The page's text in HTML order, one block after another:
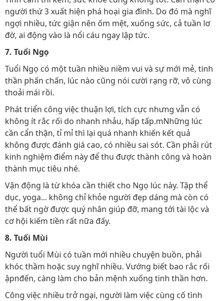
người thứ 3 xuất hiện phá hoại gia đình. Do đó mà nghĩ
ngợi nhiều, tức giận nên ốm mệt, xuống sức, cả tuần lơ
đờ, ai động vào là nổi cáu ngay lập tức.
7. Tuổi Ngọ
Tuổi Ngọ có một tuần nhiều niềm vui và sự mới mẻ, tinh
thần phấn chấn, lúc nào cũng nói cười rạng rỡ, vô cùng
thoải mái rồi.
Phát triển công việc thuận lợi, tích cực nhưng vẫn có
không ít rắc rối do nhanh nhảu, hấp tấp.mNhững lúc
cần cẩn thận, tỉ mỉ thì lại quá nhanh khiến kết quả
không được đánh giá cao, có nhiều sai sót. Cần phải rút
kinh nghiệm điểm này để thu được thành công và hoàn
thành mục tiêu nhé.
Vận động là từ khóa cần thiết cho Ngọ lúc này. Tập thể
dục, yoga... không chỉ khỏe người đẹp dáng mà còn có
thể bất ngờ được quý nhân giúp đỡ, mang tới tài lộc và
cơ hội kiếm tiền rất nữa đấy.
8. Tuổi Mùi
Người tuổi Mùi có tuần mới nhiều chuyện buồn, phải
khóc thầm hoặc suy nghĩ nhiều. Vướng biết bao rắc rối
ậpnđến, càng làm cho bản mệnh xuống tinh thần hơn.
Công việc nhiều trở ngại, người làm việc cùng cố tình